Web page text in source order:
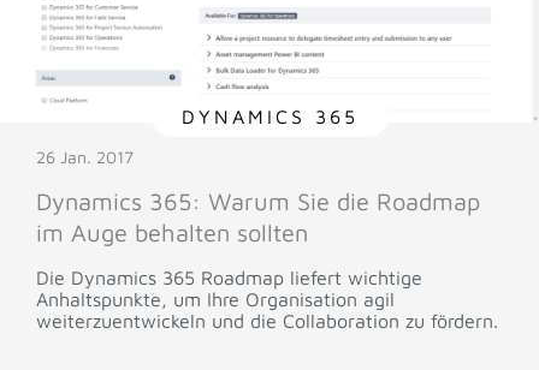
DYNAMICS 365
26 Jan. 2017
Dynamics 365: Warum Sie die Roadmap
im Auge behalten sollten
Die Dynamics 365 Roadmap liefert wichtige
Anhaltspunkte, um Ihre Organisation agil
weiterzuentwickeln und die Collaboration zu fördern.